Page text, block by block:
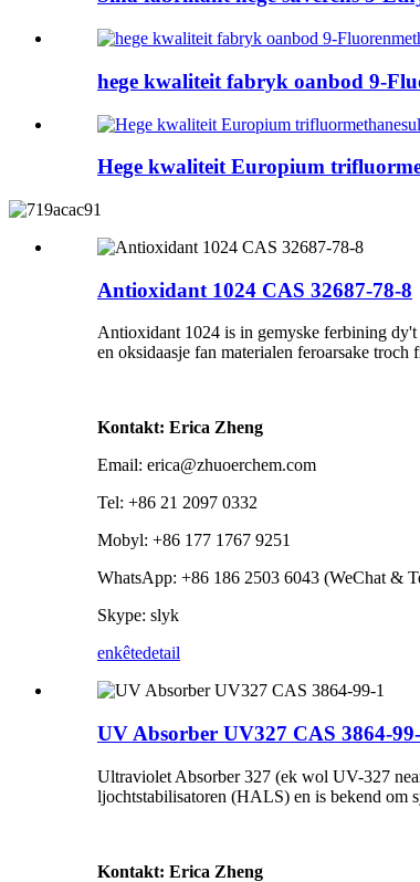
hege kwaliteit fabryk oanbod 9-
Hege kwaliteit Europium
Antioxidant 1024 CAS 32687-78-8
Antioxidant 1024 is in gemyske ferbining dy't
en oksidaasje fan materialen feroarsake
Kontakt: Erica Zheng
Email: erica@zhuoerchem.com
Tel: +86 21 2097 0332
Mobyl: +86 177 1767 9251
WhatsApp: +86 186 2503 6043 (WeChat &
Skype: slyk
enkêtedetail
UV Absorber UV327 CAS 3864-
Ultraviolet Absorber 327 (ek wol UV-327
ljochtstabilisatoren (HALS) en is bekend om
Kontakt: Erica Zheng